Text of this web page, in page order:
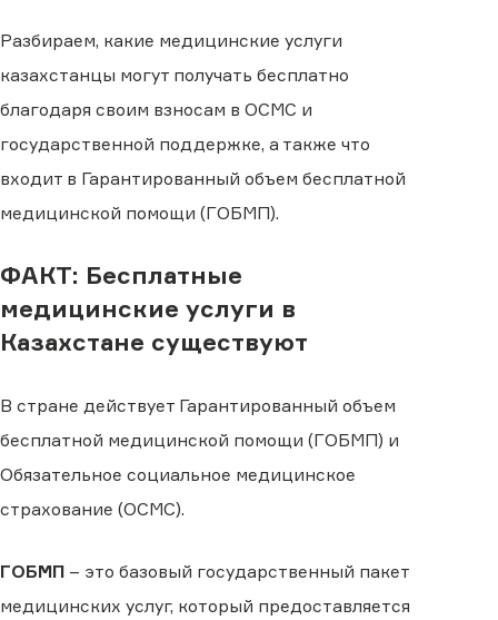
Разбираем, какие медицинские услуги
казахстанцы могут получать бесплатно
благодаря своим взносам в ОСМС и
государственной поддержке, а также что
входит в Гарантированный объем бесплатной
медицинской помощи (ГОБМП).
ФАКТ: Бесплатные
медицинские услуги в
Казахстане существуют
В стране действует Гарантированный объем
бесплатной медицинской помощи (ГОБМП) и
Обязательное социальное медицинское
страхование (ОСМС).
ГОБМП – это базовый государственный пакет
медицинских услуг, который предоставляется